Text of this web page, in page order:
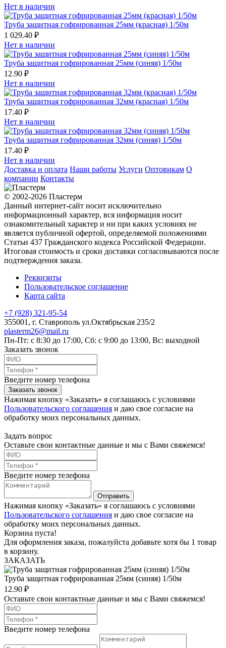
Нет в наличии
Труба защитная гофрированная 25мм (красная) 1/50м
1 029.40 ₽
Нет в наличии
Труба защитная гофрированная 25мм (синяя) 1/50м
12.90 ₽
Нет в наличии
Труба защитная гофрированная 32мм (красная) 1/50м
17.40 ₽
Нет в наличии
Труба защитная гофрированная 32мм (синяя) 1/50м
17.40 ₽
Нет в наличии
Доставка и оплата Наши работы Услуги Оптовикам О
компании Контакты
© 2002-2026 Пластерм
Данный интернет-сайт носит исключительно
информационный характер, вся информация носит
ознакомительный характер и ни при каких условиях не
является публичной офертой, определяемой положениями
Статьи 437 Гражданского кодекса Российской Федерации.
Итоговая стоимость и сроки доставки согласовываются после
подтверждения заказа.
Реквизиты
Пользовательское соглашение
Карта сайта
+7 (928) 321-95-54
355001 , г. Ставрополь ул.Октябрьская 235/2
plasterm26@mail.ru
Пн-Пт: с 8:30 до 17:00, Сб: с 9:00 до 13:00, Вс: выходной
Заказать звонок
Введите номер телефона
Заказать звонок
Нажимая кнопку «Заказать» я соглашаюсь с условиями
Пользовательского соглашения и даю свое согласие на
обработку моих персональных данных.
Задать вопрос
Оставьте свои контактные данные и мы с Вами свяжемся!
Введите номер телефона
Отправить
Нажимая кнопку «Заказать» я соглашаюсь с условиями
Пользовательского соглашения и даю свое согласие на
обработку моих персональных данных.
Корзина пуста!
Для оформления заказа, пожалуйста добавьте хотя бы 1 товар
в корзину.
ЗАКАЗАТЬ
Труба защитная гофрированная 25мм (синяя) 1/50м
12.90 ₽
Оставьте свои контактные данные и мы с Вами свяжемся!
Введите номер телефона